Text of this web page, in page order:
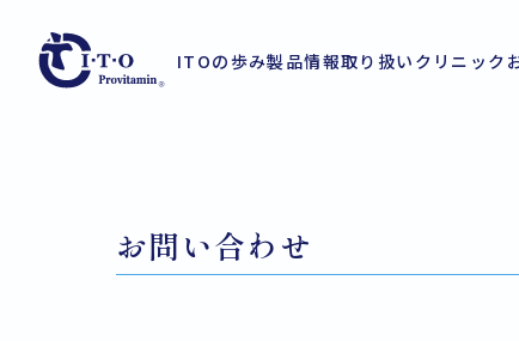
ITOの歩み製品情報取り扱いクリニック
お問い合わせ